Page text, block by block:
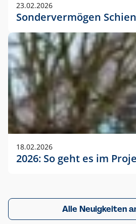
23.02.2026
Sondervermögen
18.02.2026
2026: So geht es im
Alle Neuigkeiten